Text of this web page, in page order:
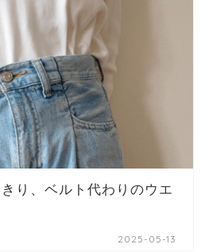
り、ベルト代わりのウエ
2025-05-13